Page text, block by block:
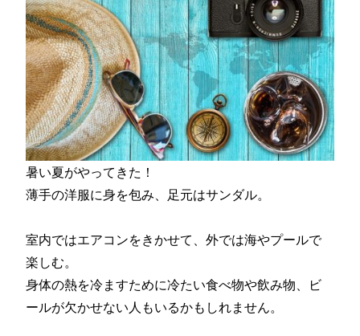
暑い夏がやってきた！
薄手の洋服に身を包み、足元はサンダル。
室内ではエアコンをきかせて、外では海やプールで
楽しむ。
身体の熱を冷ますために冷たい食べ物や飲み物、ビ
ールが欠かせない人もいるかもしれません。